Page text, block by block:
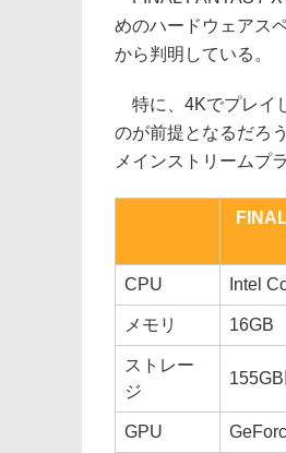
めのハードウェアス
から判明している。
特に、4Kでプレイ
のが前提となるだろ
メインストリームプ
CPU Intel
メモリ 16GB
ストレー
ジ
GPU